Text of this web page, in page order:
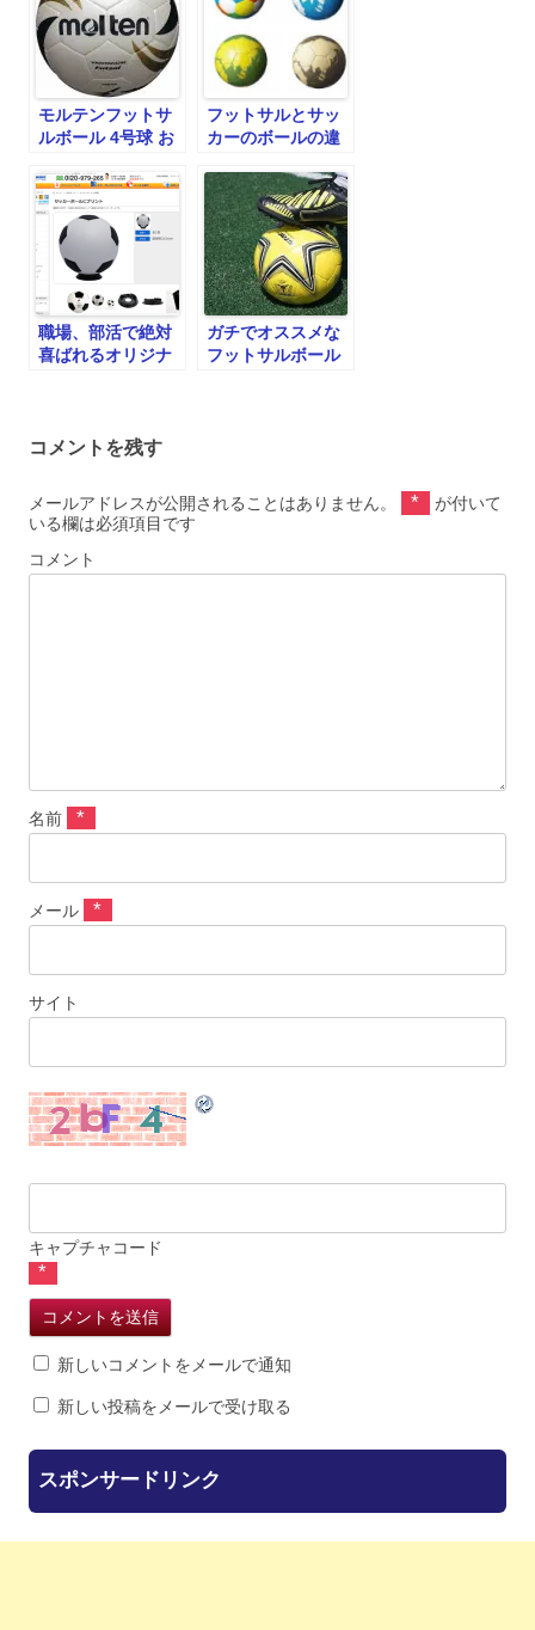
ン】フットサルボ
ールvgs301sk
モルテンフットサ
ルボール 4号球 お
フットサルとサッ
カーのボールの違
職場、部活で絶対
喜ばれるオリジナ
ガチでオススメな
フットサルボール
コメントを残す
メールアドレスが公開されることはありません。 *
が付いて
いる欄は必須項目です
コメント
名前 *
メール *
サイト
キャプチャコード
*
新しいコメントをメールで通知
新しい投稿をメールで受け取る
スポンサードリンク